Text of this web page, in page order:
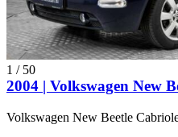
1 / 50
2004 | Volkswagen New
Volkswagen New Beetle